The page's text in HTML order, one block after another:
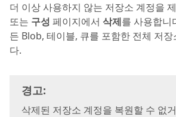
더 이상 사용하지 않는 저장소 계정을
또는 구성 페이지에서 삭제를 사용합니
든 Blob, 테이블, 큐를 포함한 전체 저
다.
경고:
삭제된 저장소 계정을 복원할 수 없